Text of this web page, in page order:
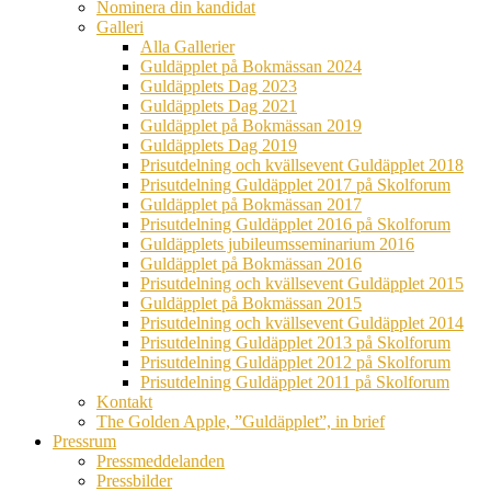
Nominera din kandidat
Galleri
Alla Gallerier
Guldäpplet på Bokmässan 2024
Guldäpplets Dag 2023
Guldäpplets Dag 2021
Guldäpplet på Bokmässan 2019
Guldäpplets Dag 2019
Prisutdelning och kvällsevent Guldäpplet 2018
Prisutdelning Guldäpplet 2017 på Skolforum
Guldäpplet på Bokmässan 2017
Prisutdelning Guldäpplet 2016 på Skolforum
Guldäpplets jubileumsseminarium 2016
Guldäpplet på Bokmässan 2016
Prisutdelning och kvällsevent Guldäpplet 2015
Guldäpplet på Bokmässan 2015
Prisutdelning och kvällsevent Guldäpplet 2014
Prisutdelning Guldäpplet 2013 på Skolforum
Prisutdelning Guldäpplet 2012 på Skolforum
Prisutdelning Guldäpplet 2011 på Skolforum
Kontakt
The Golden Apple, ”Guldäpplet”, in brief
Pressrum
Pressmeddelanden
Pressbilder